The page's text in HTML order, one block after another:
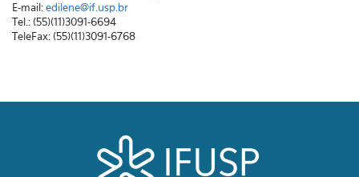
E-mail:edilene@if.usp.br
Tel.: (55)(11)3091-6694
TeleFax: (55)(11)3091-6768